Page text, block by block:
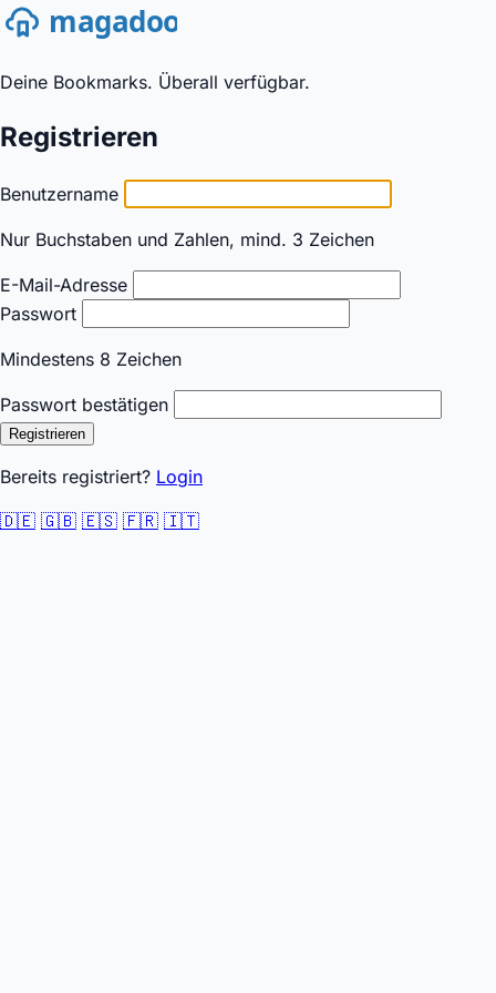
Deine Bookmarks. Überall verfügbar.
Registrieren
Benutzername
Nur Buchstaben und Zahlen, mind. 3 Zeichen
E-Mail-Adresse
Passwort
Mindestens 8 Zeichen
Passwort bestätigen
Registrieren
Bereits registriert? Login
🇩🇪 🇬🇧 🇪🇸 🇫🇷 🇮🇹